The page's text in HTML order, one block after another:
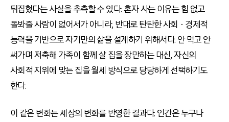
뒤집혔다는 사실을 추측할 수 있다. 혼자 사는 이유는 힘 없고
돌봐줄 사람이 없어서가 아니라, 반대로 탄탄한 사회ㆍ경제적
능력을 기반으로 자기만의 삶을 설계하기 위해서다. 안 먹고 안
써가며 저축해 가족이 함께 살 집을 장만하는 대신, 자신의
사회적 지위에 맞는 집을 월세 방식으로 당당하게 선택하기도
한다.
이 같은 변화는 세상의 변화를 반영한 결과다. 인간은 누구나